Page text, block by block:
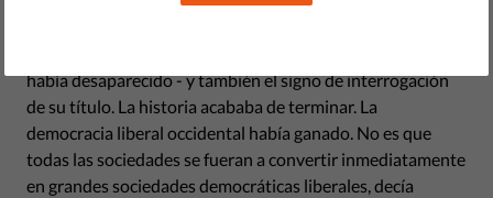
había desaparecido - y también el signo de interrogación
de su título. La historia acababa de terminar. La
democracia liberal occidental había ganado. No es que
todas las sociedades se fueran a convertir inmediatamente
en grandes sociedades democráticas liberales, decía